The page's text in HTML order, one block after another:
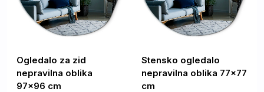
Ogledalo za zid
nepravilna oblika
97x96 cm
Stensko ogledalo
nepravilna oblika 77x77
cm